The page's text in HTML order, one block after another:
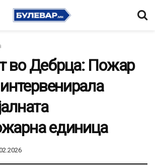
во Дебрца: Пожар
единица